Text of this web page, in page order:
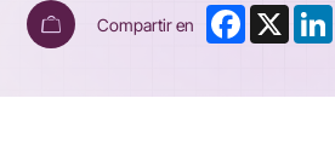
Compartir en Facebook
X